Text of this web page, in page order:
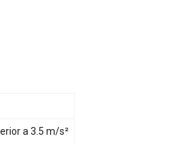
a 3.5 m/s²